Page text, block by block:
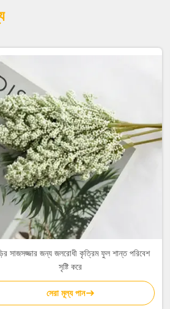
সাজসজ্জার জন্য জলরোধী কৃত্রিম ফুল শান্ত পরিবেশ
সৃষ্টি করে
সেরা মূল্য পান